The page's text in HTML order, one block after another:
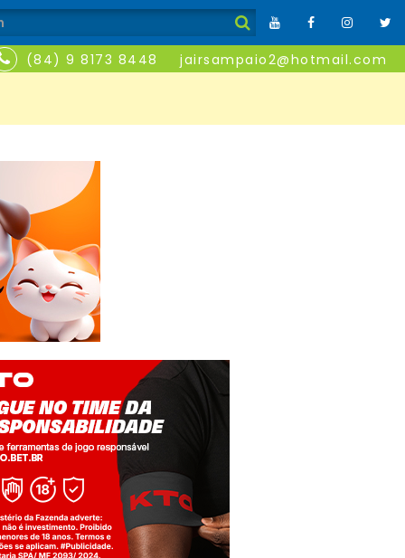
(84) 9 8173 8448 jairsampaio2@hotmail.com